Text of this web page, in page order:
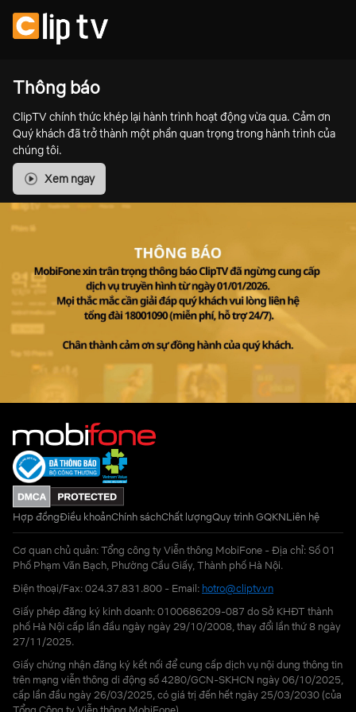
Thông báo
ClipTV chính thức khép lại hành trình hoạt động vừa qua. Cảm ơn
Quý khách đã trở thành một phần quan trọng trong hành trình của
chúng tôi.
Xem ngay
Hợp đồngĐiều khoảnChính sáchChất lượngQuy trình GQKNLiên hệ
Cơ quan chủ quản: Tổng công ty Viễn thông MobiFone - Địa chỉ: Số 01
Phố Phạm Văn Bạch, Phường Cầu Giấy, Thành phố Hà Nội.
Điện thoại/Fax: 024.37.831.800 - Email: hotro@cliptv.vn
Giấy phép đăng ký kinh doanh: 0100686209-087 do Sở KHĐT thành
phố Hà Nội cấp lần đầu ngày ngày 29/10/2008, thay đổi lần thứ 8 ngày
27/11/2025.
Giấy chứng nhận đăng ký kết nối để cung cấp dịch vụ nội dung thông tin
trên mạng viễn thông di động số 4280/GCN-SKHCN ngày 06/10/2025,
cấp lần đầu ngày 26/03/2025, có giá trị đến hết ngày 25/03/2030 (của